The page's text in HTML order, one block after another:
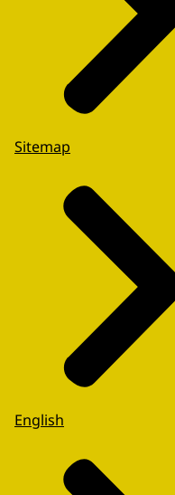
Sitemap
English